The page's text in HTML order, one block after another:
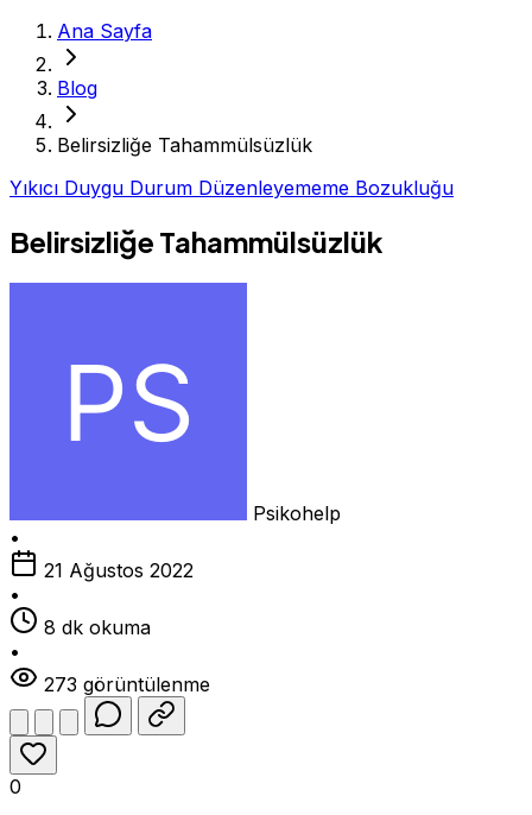
Ana Sayfa
Blog
Belirsizliğe Tahammülsüzlük
Yıkıcı Duygu Durum Düzenleyememe Bozukluğu
Belirsizliğe Tahammülsüzlük
Psikohelp
•
21 Ağustos 2022
•
8 dk okuma
•
273 görüntülenme
0